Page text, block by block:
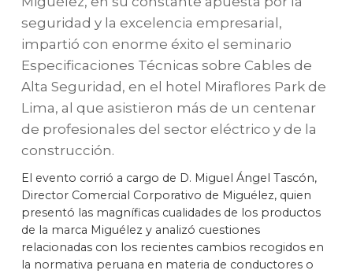
seguridad y la excelencia empresarial,
impartió con enorme éxito el seminario
Especificaciones Técnicas sobre Cables de
Alta Seguridad, en el hotel Miraflores Park de
Lima, al que asistieron más de un centenar
de profesionales del sector eléctrico y de la
construcción.
El evento corrió a cargo de D. Miguel Ángel Tascón,
Director Comercial Corporativo de Miguélez, quien
presentó las magníficas cualidades de los productos
de la marca Miguélez y analizó cuestiones
relacionadas con los recientes cambios recogidos en
la normativa peruana en materia de conductores o